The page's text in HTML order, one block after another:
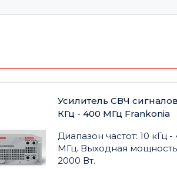
Усилитель СВЧ
КГц - 400 МГц Frankonia
Диапазон частот: 10 кГц -
МГц. Выходная
2000 Вт.